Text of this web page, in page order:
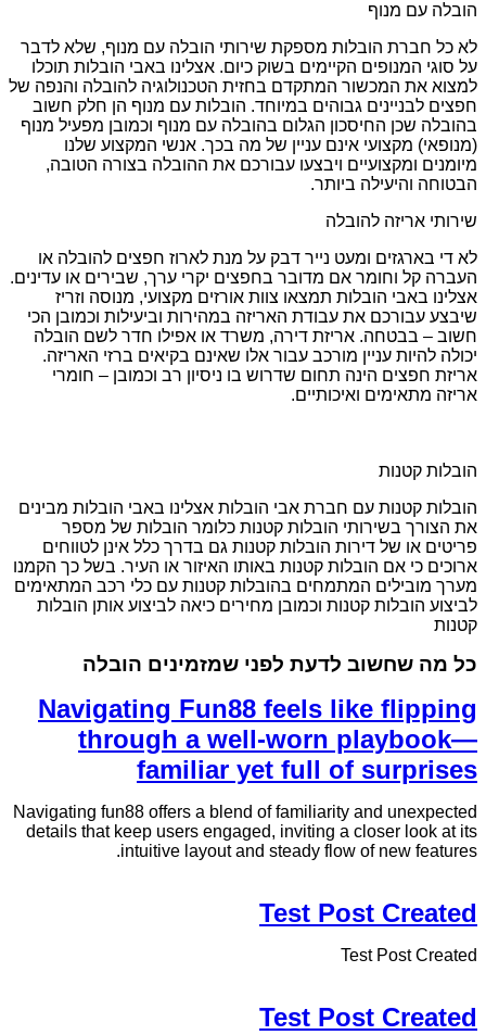
הובלה עם מנוף
לא כל חברת הובלות מספקת שירותי הובלה עם מנוף, שלא לדבר
על סוגי המנופים הקיימים בשוק כיום. אצלינו באבי הובלות תוכלו
למצוא את המכשור המתקדם בחזית הטכנולוגיה להובלה והנפה של
חפצים לבניינים גבוהים במיוחד. הובלות עם מנוף הן חלק חשוב
בהובלה שכן החיסכון הגלום בהובלה עם מנוף וכמובן מפעיל מנוף
(מנופאי) מקצועי אינם עניין של מה בכך. אנשי המקצוע שלנו
מיומנים ומקצועיים ויבצעו עבורכם את ההובלה בצורה הטובה,
הבטוחה והיעילה ביותר.
שירותי אריזה להובלה
לא די בארגזים ומעט נייר דבק על מנת לארוז חפצים להובלה או
העברה קל וחומר אם מדובר בחפצים יקרי ערך, שבירים או עדינים.
אצלינו באבי הובלות תמצאו צוות אורזים מקצועי, מנוסה וזריז
שיבצע עבורכם את עבודת האריזה במהירות וביעילות וכמובן הכי
חשוב – בבטחה. אריזת דירה, משרד או אפילו חדר לשם הובלה
יכולה להיות עניין מורכב עבור אלו שאינם בקיאים ברזי האריזה.
אריזת חפצים הינה תחום שדרוש בו ניסיון רב וכמובן – חומרי
אריזה מתאימים ואיכותיים.
הובלות קטנות
הובלות קטנות עם חברת אבי הובלות אצלינו באבי הובלות מבינים
את הצורך בשירותי הובלות קטנות כלומר הובלות של מספר
פריטים או של דירות הובלות קטנות גם בדרך כלל אינן לטווחים
ארוכים כי אם הובלות קטנות באותו האיזור או העיר. בשל כך הקמנו
מערך מובילים המתמחים בהובלות קטנות עם כלי רכב המתאימים
לביצוע הובלות קטנות וכמובן מחירים כיאה לביצוע אותן הובלות
קטנות
כל מה שחשוב לדעת לפני שמזמינים הובלה
Navigating Fun88 feels like flipping
through a well-worn playbook—
familiar yet full of surprises
Navigating fun88 offers a blend of familiarity and unexpected
details that keep users engaged, inviting a closer look at its
intuitive layout and steady flow of new features.
Test Post Created
Test Post Created
Test Post Created